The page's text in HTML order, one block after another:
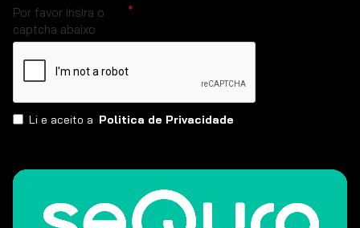
Por favor insira o
captcha abaixo
Li e aceito a Politica de Privacidade